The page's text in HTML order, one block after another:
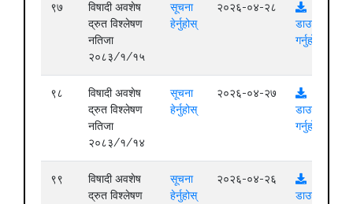
९७
विषादी अवशेष
द्रुत विश्लेषण
नतिजा
२०८३/१/१५
सूचना
हेर्नुहोस्
२०२६-०४-२८
डाउनलोड
गर्नुहोस्
९८
विषादी अवशेष
द्रुत विश्लेषण
नतिजा
२०८३/१/१४
सूचना
हेर्नुहोस्
२०२६-०४-२७
डाउनलोड
गर्नुहोस्
९९
विषादी अवशेष
द्रुत विश्लेषण
सूचना
हेर्नुहोस्
२०२६-०४-२६
डाउनलोड